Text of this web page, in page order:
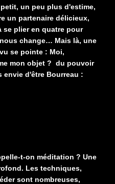
un peu plus d'estime,
un partenaire délicieux,
se plier en quatre pour
change… Mais là, une
se pointe : Moi,
mon objet ? du pouvoir
envie d'être Bourreau :
t-on méditation ? Une
Les techniques,
sont nombreuses,